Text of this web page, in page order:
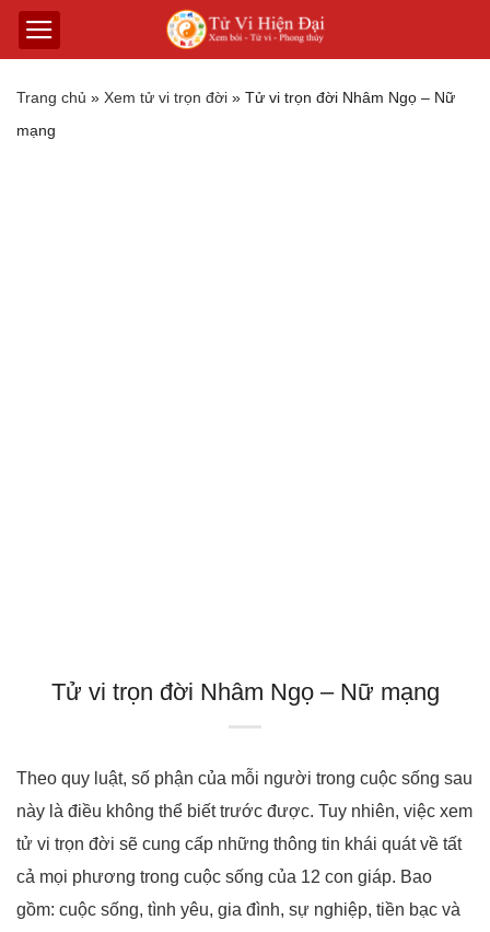
Trang chủ » Xem tử vi trọn đời » Tử vi trọn đời Nhâm Ngọ – Nữ
mạng
Tử vi trọn đời Nhâm Ngọ – Nữ mạng
Theo quy luật, số phận của mỗi người trong cuộc sống sau
này là điều không thể biết trước được. Tuy nhiên, việc xem
tử vi trọn đời sẽ cung cấp những thông tin khái quát về tất
cả mọi phương trong cuộc sống của 12 con giáp. Bao
gồm: cuộc sống, tình yêu, gia đình, sự nghiệp, tiền bạc và